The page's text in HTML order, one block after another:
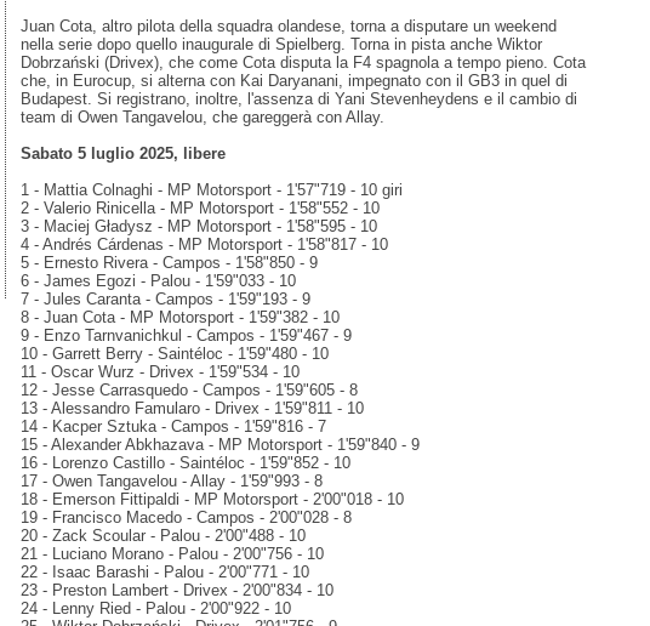
Juan Cota, altro pilota della squadra olandese, torna a disputare un weekend
nella serie dopo quello inaugurale di Spielberg. Torna in pista anche Wiktor
Dobrzański (Drivex), che come Cota disputa la F4 spagnola a tempo pieno. Cota
che, in Eurocup, si alterna con Kai Daryanani, impegnato con il GB3 in quel di
Budapest. Si registrano, inoltre, l'assenza di Yani Stevenheydens e il cambio di
team di Owen Tangavelou, che gareggerà con Allay.
Sabato 5 luglio 2025, libere
1 - Mattia Colnaghi - MP Motorsport - 1'57"719 - 10 giri
2 - Valerio Rinicella - MP Motorsport - 1'58"552 - 10
3 - Maciej Gładysz - MP Motorsport - 1'58"595 - 10
4 - Andrés Cárdenas - MP Motorsport - 1'58"817 - 10
5 - Ernesto Rivera - Campos - 1'58"850 - 9
6 - James Egozi - Palou - 1'59"033 - 10
7 - Jules Caranta - Campos - 1'59"193 - 9
8 - Juan Cota - MP Motorsport - 1'59"382 - 10
9 - Enzo Tarnvanichkul - Campos - 1'59"467 - 9
10 - Garrett Berry - Saintéloc - 1'59"480 - 10
11 - Oscar Wurz - Drivex - 1'59"534 - 10
12 - Jesse Carrasquedo - Campos - 1'59"605 - 8
13 - Alessandro Famularo - Drivex - 1'59"811 - 10
14 - Kacper Sztuka - Campos - 1'59"816 - 7
15 - Alexander Abkhazava - MP Motorsport - 1'59"840 - 9
16 - Lorenzo Castillo - Saintéloc - 1'59"852 - 10
17 - Owen Tangavelou - Allay - 1'59"993 - 8
18 - Emerson Fittipaldi - MP Motorsport - 2'00"018 - 10
19 - Francisco Macedo - Campos - 2'00"028 - 8
20 - Zack Scoular - Palou - 2'00"488 - 10
21 - Luciano Morano - Palou - 2'00"756 - 10
22 - Isaac Barashi - Palou - 2'00"771 - 10
23 - Preston Lambert - Drivex - 2'00"834 - 10
24 - Lenny Ried - Palou - 2'00"922 - 10